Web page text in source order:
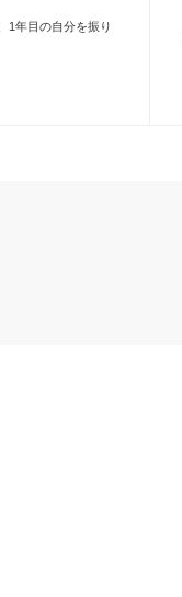
1年目の自分を振り